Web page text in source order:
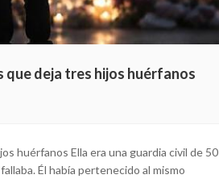
que deja tres hijos huérfanos
huérfanos Ella era una guardia civil de 50
Él había pertenecido al mismo